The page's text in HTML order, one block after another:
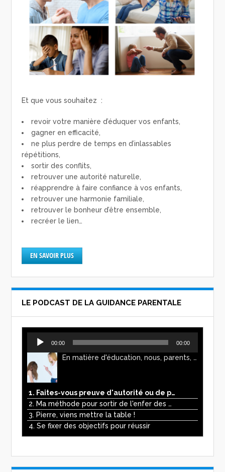
Et que vous souhaitez :
revoir votre manière d’éduquer vos enfants,
gagner en efficacité,
ne plus perdre de temps en d’inlassables
répétitions,
sortir des conflits,
retrouver une autorité naturelle,
réapprendre à faire confiance à vos enfants,
retrouver une harmonie familiale,
retrouver le bonheur d’être ensemble,
recréer le lien…
EN SAVOIR PLUS
LE PODCAST DE LA GUIDANCE PARENTALE
Lecteur
audio
00:00 00:00
En matière d'éducation, nous, parents, avons l'impression de faire preuve d'autorité. Mais n'est-ce pas, parfois, plutôt un jeu de pouvoir ? Ce podcast vous permettra d'y voir plus clair !
1. Faites-vous preuve d'autorité ou de pouvoir avec vos enfants ?
2. Ma méthode pour sortir de l'enfer des écrans
3. Pierre, viens mettre la table !
4. Se fixer des objectifs pour réussir